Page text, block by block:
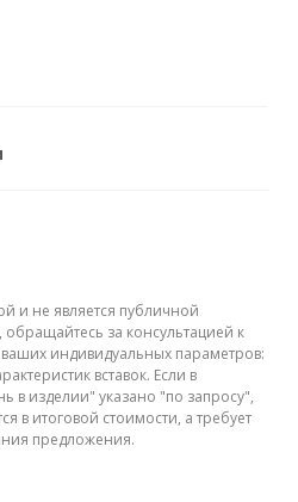
и не является публичной
за консультацией к
индивидуальных параметров:
вставок. Если в
в изделии" указано "по запросу",
в итоговой стоимости, а требует
предложения.